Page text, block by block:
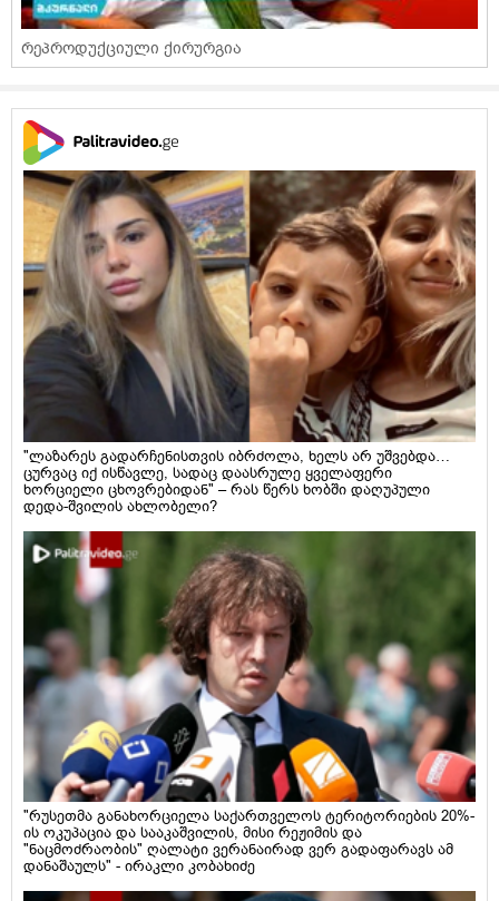
რეპროდუქციული ქირურგია
"ლაზარეს გადარჩენისთვის იბრძოლა, ხელს არ უშვებდა…
ცურვაც იქ ისწავლე, სადაც დაასრულე ყველაფერი
ხორციელი ცხოვრებიდან" – რას წერს ხობში დაღუპული
დედა-შვილის ახლობელი?
"რუსეთმა განახორციელა საქართველოს ტერიტორიების 20%-
ის ოკუპაცია და სააკაშვილის, მისი რეჟიმის და
"ნაცმოძრაობის" ღალატი ვერანაირად ვერ გადაფარავს ამ
დანაშაულს" - ირაკლი კობახიძე